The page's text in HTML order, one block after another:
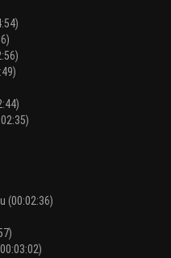
(00:02:36)